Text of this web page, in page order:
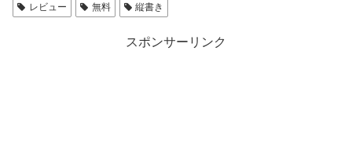
レビュー
無料 縦書き
スポンサーリンク